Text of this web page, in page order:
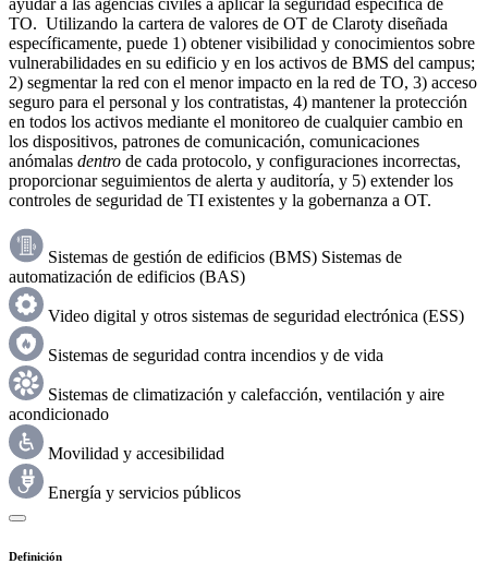
TO. Utilizando la cartera de valores de OT de Claroty diseñada
específicamente, puede 1) obtener visibilidad y conocimientos sobre
vulnerabilidades en su edificio y en los activos de BMS del campus;
2) segmentar la red con el menor impacto en la red de TO, 3) acceso
seguro para el personal y los contratistas, 4) mantener la protección
en todos los activos mediante el monitoreo de cualquier cambio en
los dispositivos, patrones de comunicación, comunicaciones
anómalas dentro de cada protocolo, y configuraciones incorrectas,
proporcionar seguimientos de alerta y auditoría, y 5) extender los
controles de seguridad de TI existentes y la gobernanza a OT.
Sistemas de gestión de edificios (BMS) Sistemas de
automatización de edificios (BAS)
Video digital y otros sistemas de seguridad electrónica (ESS)
Sistemas de seguridad contra incendios y de vida
Sistemas de climatización y calefacción, ventilación y aire
acondicionado
Movilidad y accesibilidad
Energía y servicios públicos
Definición